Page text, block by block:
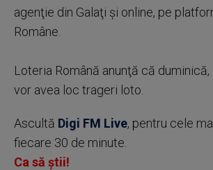
agenţie din Galaţi şi online, pe
Române.
Loteria Română anunţă că duminică,
vor avea loc trageri loto.
Ascultă Digi FM Live, pentru cele
fiecare 30 de minute.
Ca să știi!